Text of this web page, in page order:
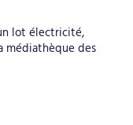
lot électricité,
médiathèque des